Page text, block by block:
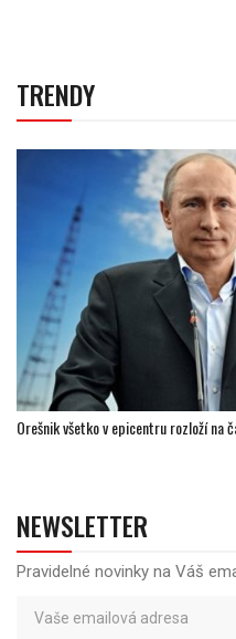
TRENDY
Orešnik všetko v epicentru rozloží na
NEWSLETTER
Pravidelné novinky na Váš